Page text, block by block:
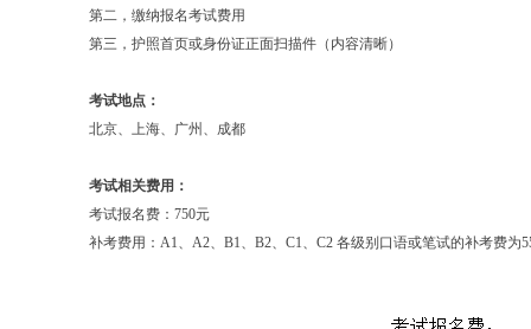
第二，缴纳报名考试费用
第三，护照首页或身份证正面扫描件（内容清晰）
考试地点：
北京、上海、广州、成都
考试相关费用：
考试报名费：750元
补考费用：A1、A2、B1、B2、C1、C2 各级别口语或笔试的补考费为